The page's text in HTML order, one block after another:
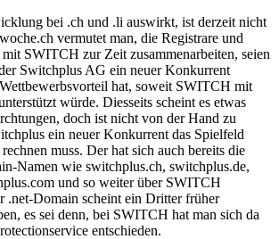
bei .ch und .li auswirkt, ist derzeit nicht
vermutet man, die Registrare und
SWITCH zur Zeit zusammenarbeiten, seien
Switchplus AG ein neuer Konkurrent
hat, soweit SWITCH mit
würde. Diesseits scheint es etwas
doch ist nicht von der Hand zu
ein neuer Konkurrent das Spielfeld
muss. Der hat sich auch bereits die
Namen wie switchplus.ch, switchplus.de,
und so weiter über SWITCH
.net-Domain scheint ein Dritter früher
es sei denn, bei SWITCH hat man sich da
entschieden.